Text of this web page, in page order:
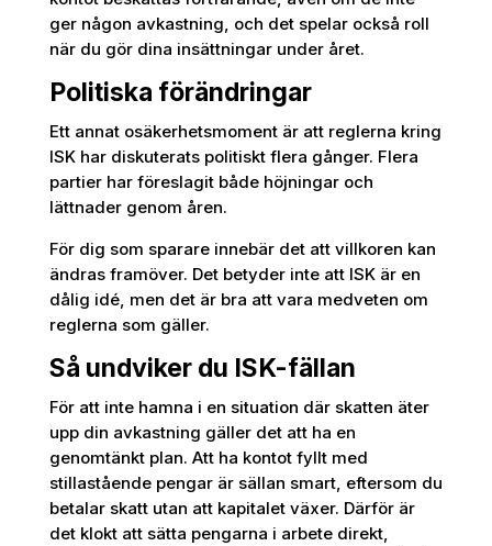
ger någon avkastning, och det spelar också roll
när du gör dina insättningar under året.
Politiska förändringar
Ett annat osäkerhetsmoment är att reglerna kring
ISK har diskuterats politiskt flera gånger. Flera
partier har föreslagit både höjningar och
lättnader genom åren.
För dig som sparare innebär det att villkoren kan
ändras framöver. Det betyder inte att ISK är en
dålig idé, men det är bra att vara medveten om
reglerna som gäller.
Så undviker du ISK-fällan
För att inte hamna i en situation där skatten äter
upp din avkastning gäller det att ha en
genomtänkt plan. Att ha kontot fyllt med
stillastående pengar är sällan smart, eftersom du
betalar skatt utan att kapitalet växer. Därför är
det klokt att sätta pengarna i arbete direkt,